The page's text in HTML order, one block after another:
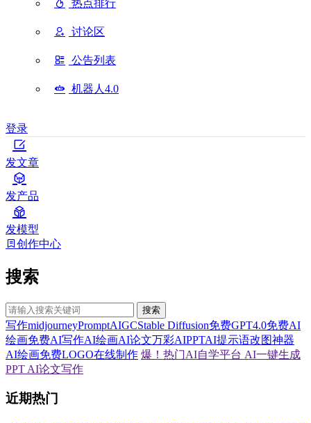
热点排行
讨论区
公告列表
机器人4.0
登录
发文章
发产品
发模型
创作中心
搜索
搜索
写作midjourneyPromptAIGCStable Diffusion免费GPT4.0免费AI
绘画免费AI写作AI绘画AI论文万彩AIPPTAI提示语改图神器
AI绘画免费LOGO在线制作 爆！热门AI自学平台 AI一键生成
PPT AI论文写作
近期热门